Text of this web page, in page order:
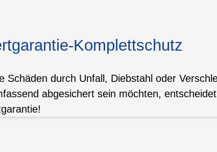
Komplettschutz
Schäden durch Unfall, Diebstahl oder
abgesichert sein möchten,